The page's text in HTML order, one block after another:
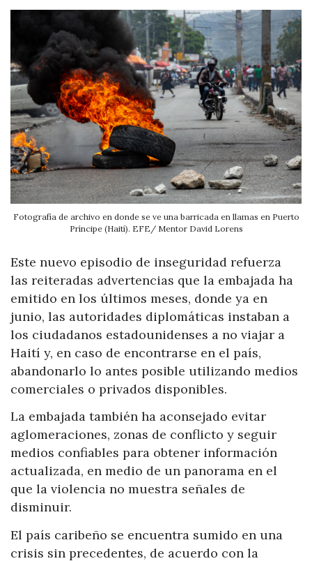
Fotografía de archivo en donde se ve una barricada en llamas en Puerto
Príncipe (Haití). EFE/ Mentor David Lorens
Este nuevo episodio de inseguridad refuerza
las reiteradas advertencias que la embajada ha
emitido en los últimos meses, donde ya en
junio, las autoridades diplomáticas instaban a
los ciudadanos estadounidenses a no viajar a
Haití y, en caso de encontrarse en el país,
abandonarlo lo antes posible utilizando medios
comerciales o privados disponibles.
La embajada también ha aconsejado evitar
aglomeraciones, zonas de conflicto y seguir
medios confiables para obtener información
actualizada, en medio de un panorama en el
que la violencia no muestra señales de
disminuir.
El país caribeño se encuentra sumido en una
crisis sin precedentes, de acuerdo con la